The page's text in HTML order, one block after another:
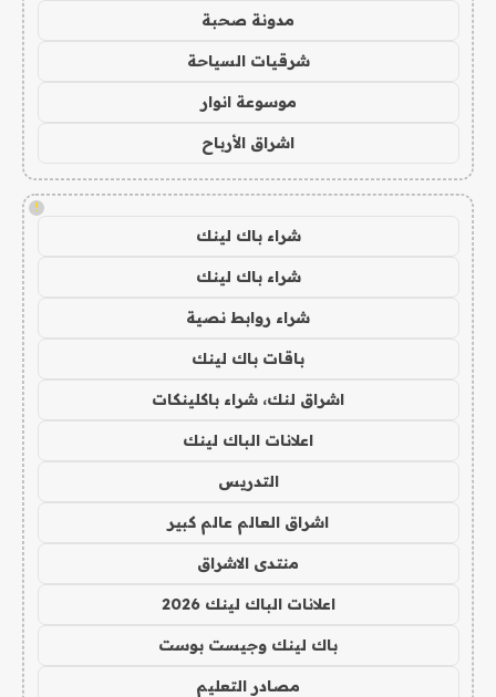
مدونة صحبة
شرقيات السياحة
موسوعة انوار
اشراق الأرباح
!
شراء باك لينك
شراء باك لينك
شراء روابط نصية
باقات باك لينك
اشراق لنك، شراء باكلينكات
اعلانات الباك لينك
التدريس
اشراق العالم عالم كبير
منتدى الاشراق
اعلانات الباك لينك 2026
باك لينك وجيست بوست
مصادر التعليم